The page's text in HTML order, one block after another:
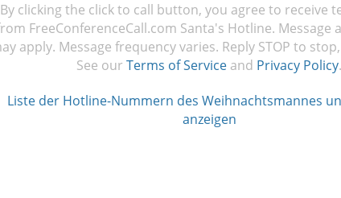
By clicking the click to call button, you agree to receive
FreeConferenceCall.com Santa's Hotline. Message
apply. Message frequency varies. Reply STOP to
See our Terms of Service and Privacy Policy.
Liste der Hotline-Nummern des Weihnachtsmannes
anzeigen